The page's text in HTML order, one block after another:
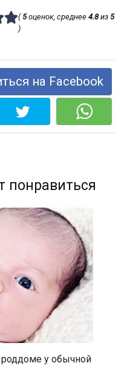
(5оценок, среднее4.8 из5
)
на Facebook
понравиться
роддоме у обычной